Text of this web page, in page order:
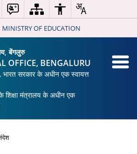
MINISTRY OF EDUCATION
बेंगलुरु
OFFICE, BENGALURU
भारत सरकार के अधीन एक स्वायत्त
शिक्षा मंत्रालय के अधीन एक